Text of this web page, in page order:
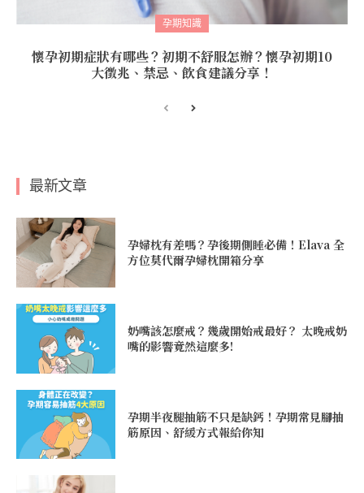
孕期知識
懷孕初期症狀有哪些？初期不舒服怎辦？懷孕初期10
大徵兆、禁忌、飲食建議分享！
最新文章
孕婦枕有差嗎？孕後期側睡必備！Elava 全
方位莫代爾孕婦枕開箱分享
奶嘴該怎麼戒？幾歲開始戒最好？ 太晚戒奶
嘴的影響竟然這麼多!
孕期半夜腿抽筋不只是缺鈣！孕期常見腳抽
筋原因、舒緩方式報給你知